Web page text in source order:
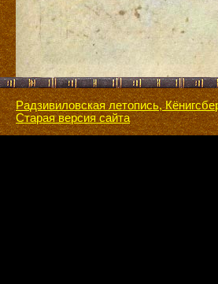
Радзивиловская летопись,
Старая версия сайта